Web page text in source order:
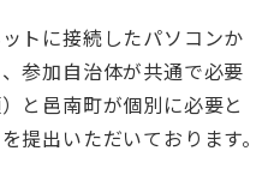
トに接続したパソコンか
参加自治体が共通で必要
と邑南町が個別に必要と
提出いただいております。